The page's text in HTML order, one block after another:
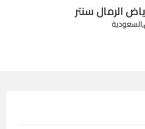
الرمال سنتر
السعودية